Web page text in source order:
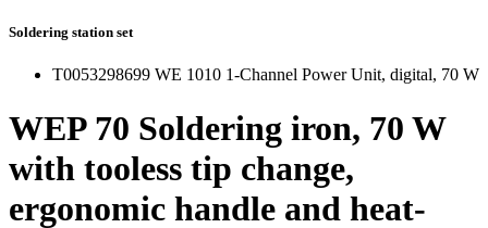
Soldering station set
T0053298699 WE 1010 1-Channel Power Unit, digital, 70 W
WEP 70 Soldering iron, 70 W
with tooless tip change,
ergonomic handle and heat-